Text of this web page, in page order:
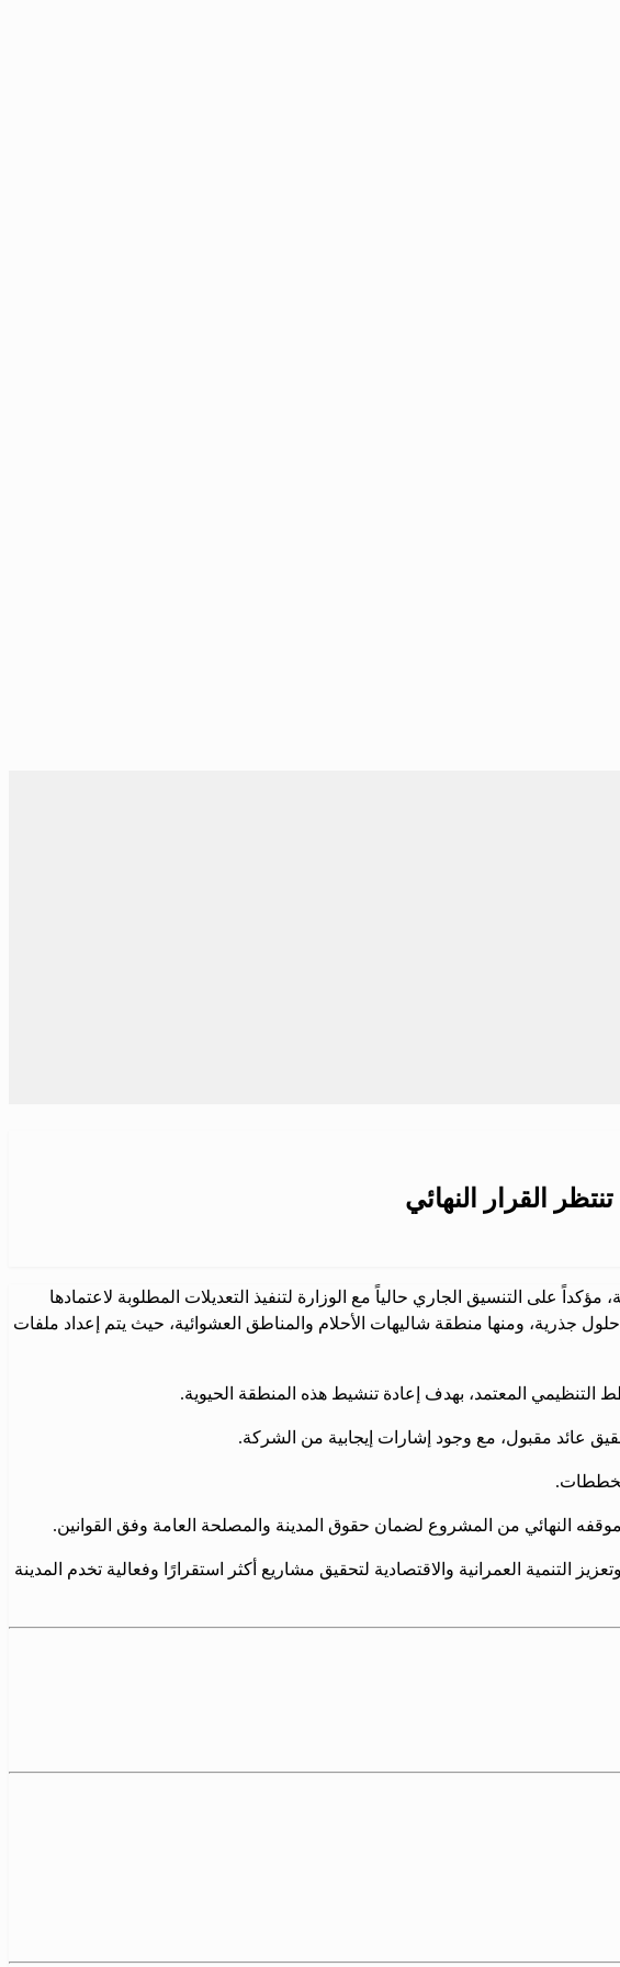
القرار النهائي
ميزانية عام 2026 بجميع مشاريعها وخططها المرافقة، مؤكداً على التنسيق الجاري حالياً مع الوزارة لتنفيذ التعديلات المطلوبة لاعتمادها
جذرية، ومنها منطقة شاليهات الأحلام والمناطق العشوائية، حيث يتم إعداد ملفات
المعتمد، بهدف إعادة تنشيط هذه المنطقة الحيوية.
عائد مقبول، مع وجود إشارات إيجابية من الشركة.
النهائي من المشروع لضمان حقوق المدينة والمصلحة العامة وفق القوانين.
العمرانية والاقتصادية لتحقيق مشاريع أكثر استقرارًا وفعالية تخدم المدينة